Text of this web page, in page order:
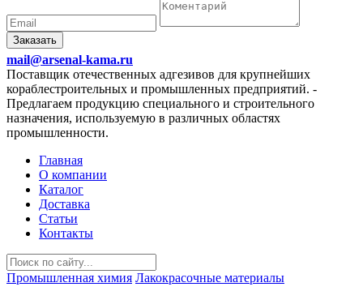
Заказать
mail@arsenal-kama.ru
Поставщик отечественных адгезивов для крупнейших
кораблестроительных и промышленных предприятий. -
Предлагаем продукцию специального и строительного
назначения, используемую в различных областях
промышленности.
Главная
О компании
Каталог
Доставка
Статьи
Контакты
Промышленная химия Лакокрасочные материалы